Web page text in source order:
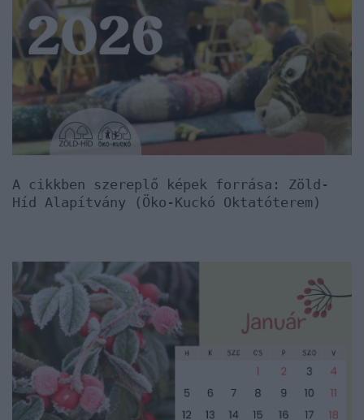
A cikkben szereplő képek forrása: Zöld-
Híd Alapítvány (Öko-Kuckó Oktatóterem)